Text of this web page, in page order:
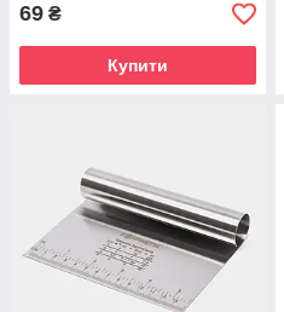
69 ₴
Купити